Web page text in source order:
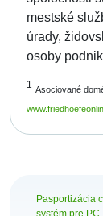
mestské
úrady,
osoby
1 Asociované
Pasportizácia
systém pre PC